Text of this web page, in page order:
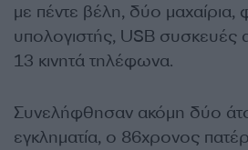
με πέντε βέλη, δύο μαχαίρια,
υπολογιστής, USB συσκευές
13 κινητά τηλέφωνα.
Συνελήφθησαν ακόμη δύο
εγκληματία, ο 86χρονος